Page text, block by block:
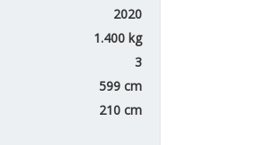
2020
1.400 kg
3
599 cm
210 cm